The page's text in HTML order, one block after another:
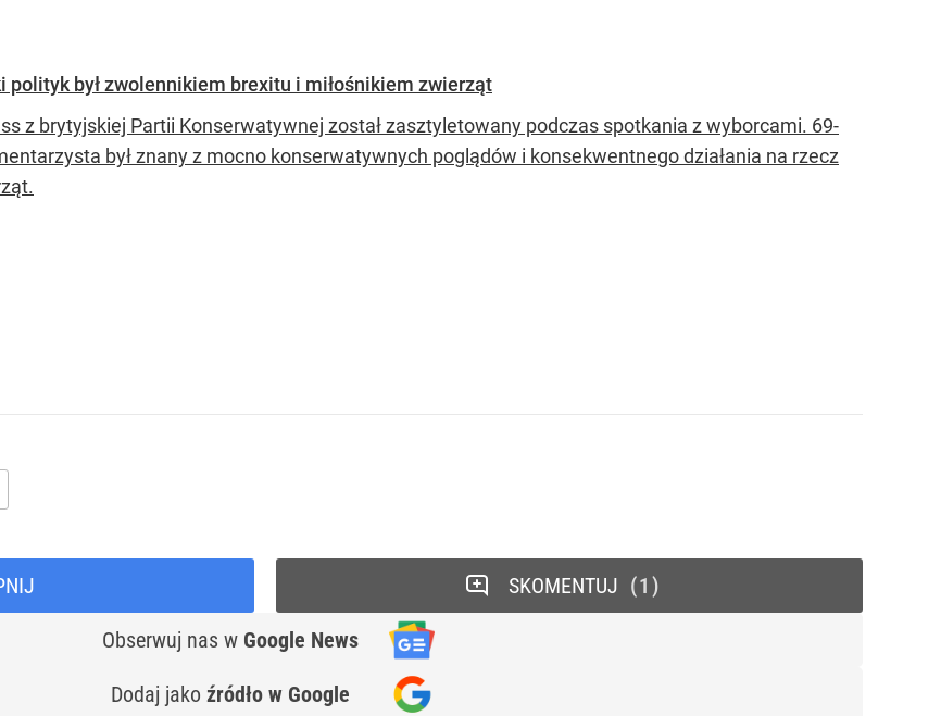
był zwolennikiem brexitu i miłośnikiem zwierząt
z brytyjskiej Partii Konserwatywnej został zasztyletowany podczas spotkania z wyborcami. 69-
był znany z mocno konserwatywnych poglądów i konsekwentnego działania na rzecz
Obserwuj nas w Google News
Dodaj jako źródło w Google
SKOMENTUJ 1